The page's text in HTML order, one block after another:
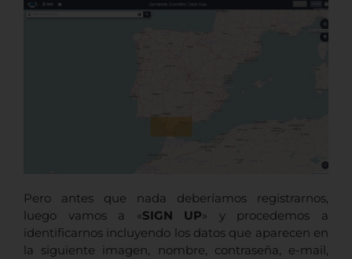
Pero antes que nada deberíamos registrarnos,
luego vamos a «SIGN UP» y procedemos a
identificarnos incluyendo los datos que aparecen en
la siguiente imagen, nombre, contraseña, e-mail,